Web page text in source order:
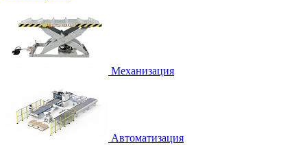
Механизация
Автоматизация